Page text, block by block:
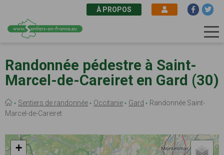
au
contenu
principal
À PROPOS
Randonnée pédestre à Saint-
Marcel-de-Careiret en Gard (30)
Fil
d'Ariane
Sentiers de randonnée Occitanie Gard
Randonnée Saint-
Marcel-de-Careiret
+